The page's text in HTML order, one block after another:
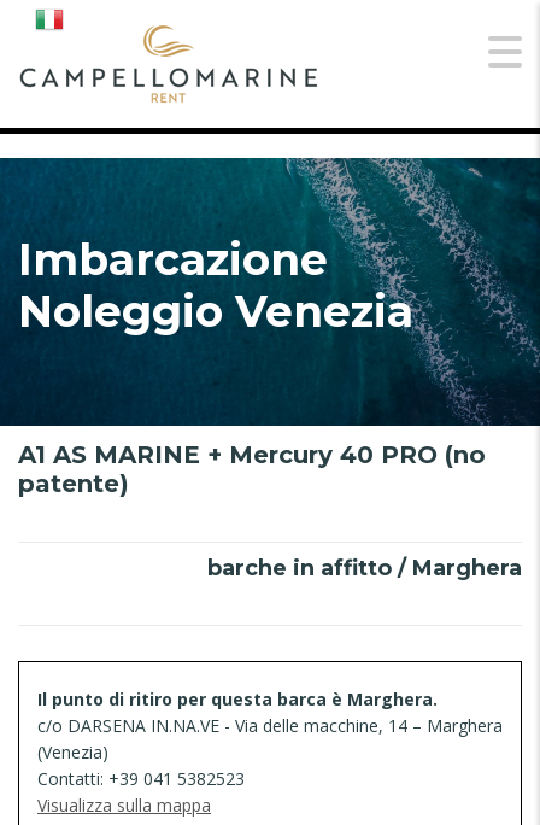
Imbarcazione
Noleggio Venezia
A1 AS MARINE + Mercury 40 PRO (no
patente)
barche in affitto / Marghera
Il punto di ritiro per questa barca è Marghera.
c/o DARSENA IN.NA.VE - Via delle macchine, 14 – Marghera
(Venezia)
Contatti: +39 041 5382523
Visualizza sulla mappa